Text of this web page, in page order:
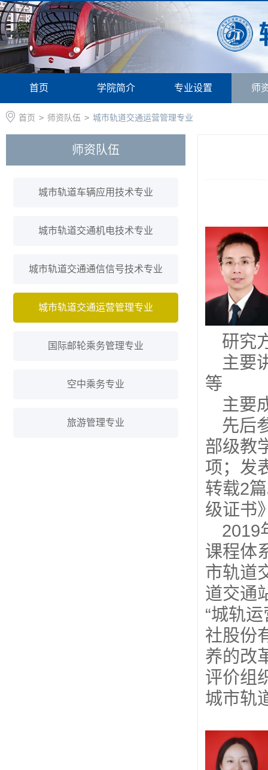
首页 学院简介 专业设置 师
首页 > 师资队伍 > 城市轨道交通运营管理专业
师资队伍
城市轨道车辆应用技术专业
城市轨道交通机电技术专业
城市轨道交通通信信号技术专业
城市轨道交通运营管理专业
国际邮轮乘务管理专业
空中乘务专业
旅游管理专业
研究
主要
等
主要
先后
部级教
项；发
转载2
级证书
2019
课程体
市轨道
道交通
“城轨
社股份
养的改
评价组
城市轨